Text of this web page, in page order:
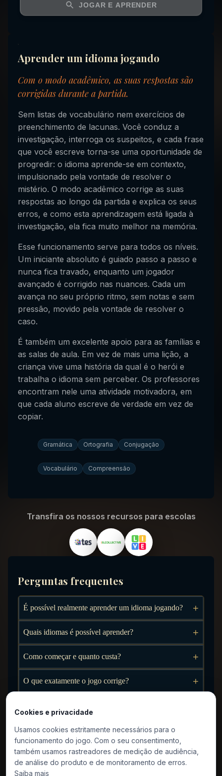
JOGAR E APRENDER
Aprender um idioma jogando
Com o modo acadêmico, as suas respostas são
corrigidas durante a partida.
Sem listas de vocabulário nem exercícios de
preenchimento de lacunas. Você conduz a
investigação, interroga os suspeitos, e cada frase
que você escreve torna-se uma oportunidade de
progredir: o idioma aprende-se em contexto,
impulsionado pela vontade de resolver o
mistério. O modo acadêmico corrige as suas
respostas ao longo da partida e explica os seus
erros, e como esta aprendizagem está ligada à
investigação, ela fica muito melhor na memória.
Esse funcionamento serve para todos os níveis.
Um iniciante absoluto é guiado passo a passo e
nunca fica travado, enquanto um jogador
avançado é corrigido nas nuances. Cada um
avança no seu próprio ritmo, sem notas e sem
pressão, movido pela vontade de resolver o
caso.
É também um excelente apoio para as famílias e
as salas de aula. Em vez de mais uma lição, a
criança vive uma história da qual é o herói e
trabalha o idioma sem perceber. Os professores
encontram nele uma atividade motivadora, em
que cada aluno escreve de verdade em vez de
copiar.
Gramática Ortografia Conjugação
Vocabulário Compreensão
Transfira os nossos recursos para escolas
Perguntas frequentes
É possível realmente aprender um idioma jogando? +
Quais idiomas é possível aprender? +
Como começar e quanto custa? +
O que exatamente o jogo corrige? +
acadêmico?
O modo acadêmico é adequado para uso em sala de
aula?
Como ativar ou desativar o modo acadêmico?
Cookies e privacidade
Usamos cookies estritamente necessários para o
funcionamento do jogo. Com o seu consentimento,
também usamos rastreadores de medição de audiência,
de análise do produto e de monitoramento de erros.
Saiba mais